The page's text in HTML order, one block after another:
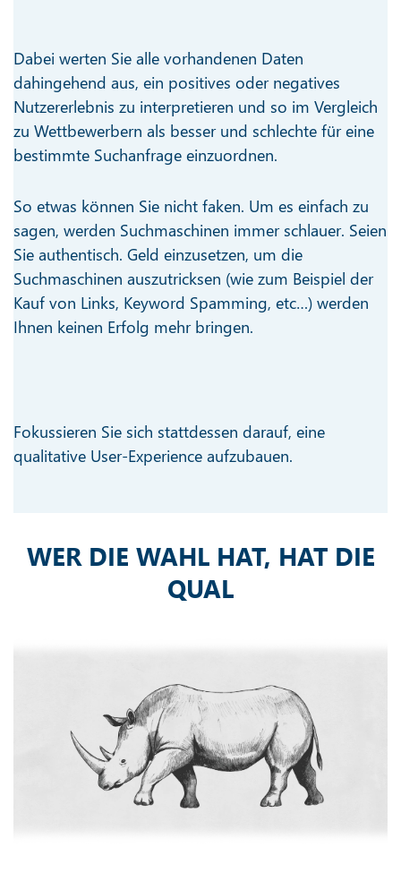
Dabei werten Sie alle vorhandenen Daten
dahingehend aus, ein positives oder negatives
Nutzererlebnis zu interpretieren und so im Vergleich
zu Wettbewerbern als besser und schlechte für eine
bestimmte Suchanfrage einzuordnen.
So etwas können Sie nicht faken. Um es einfach zu
sagen, werden Suchmaschinen immer schlauer. Seien
Sie authentisch. Geld einzusetzen, um die
Suchmaschinen auszutricksen (wie zum Beispiel der
Kauf von Links, Keyword Spamming, etc…) werden
Ihnen keinen Erfolg mehr bringen.
Fokussieren Sie sich stattdessen darauf, eine
qualitative User-Experience aufzubauen.
WER DIE WAHL HAT, HAT DIE
QUAL